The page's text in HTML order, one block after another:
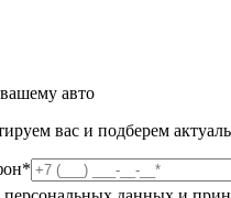
авто
вас и подберем